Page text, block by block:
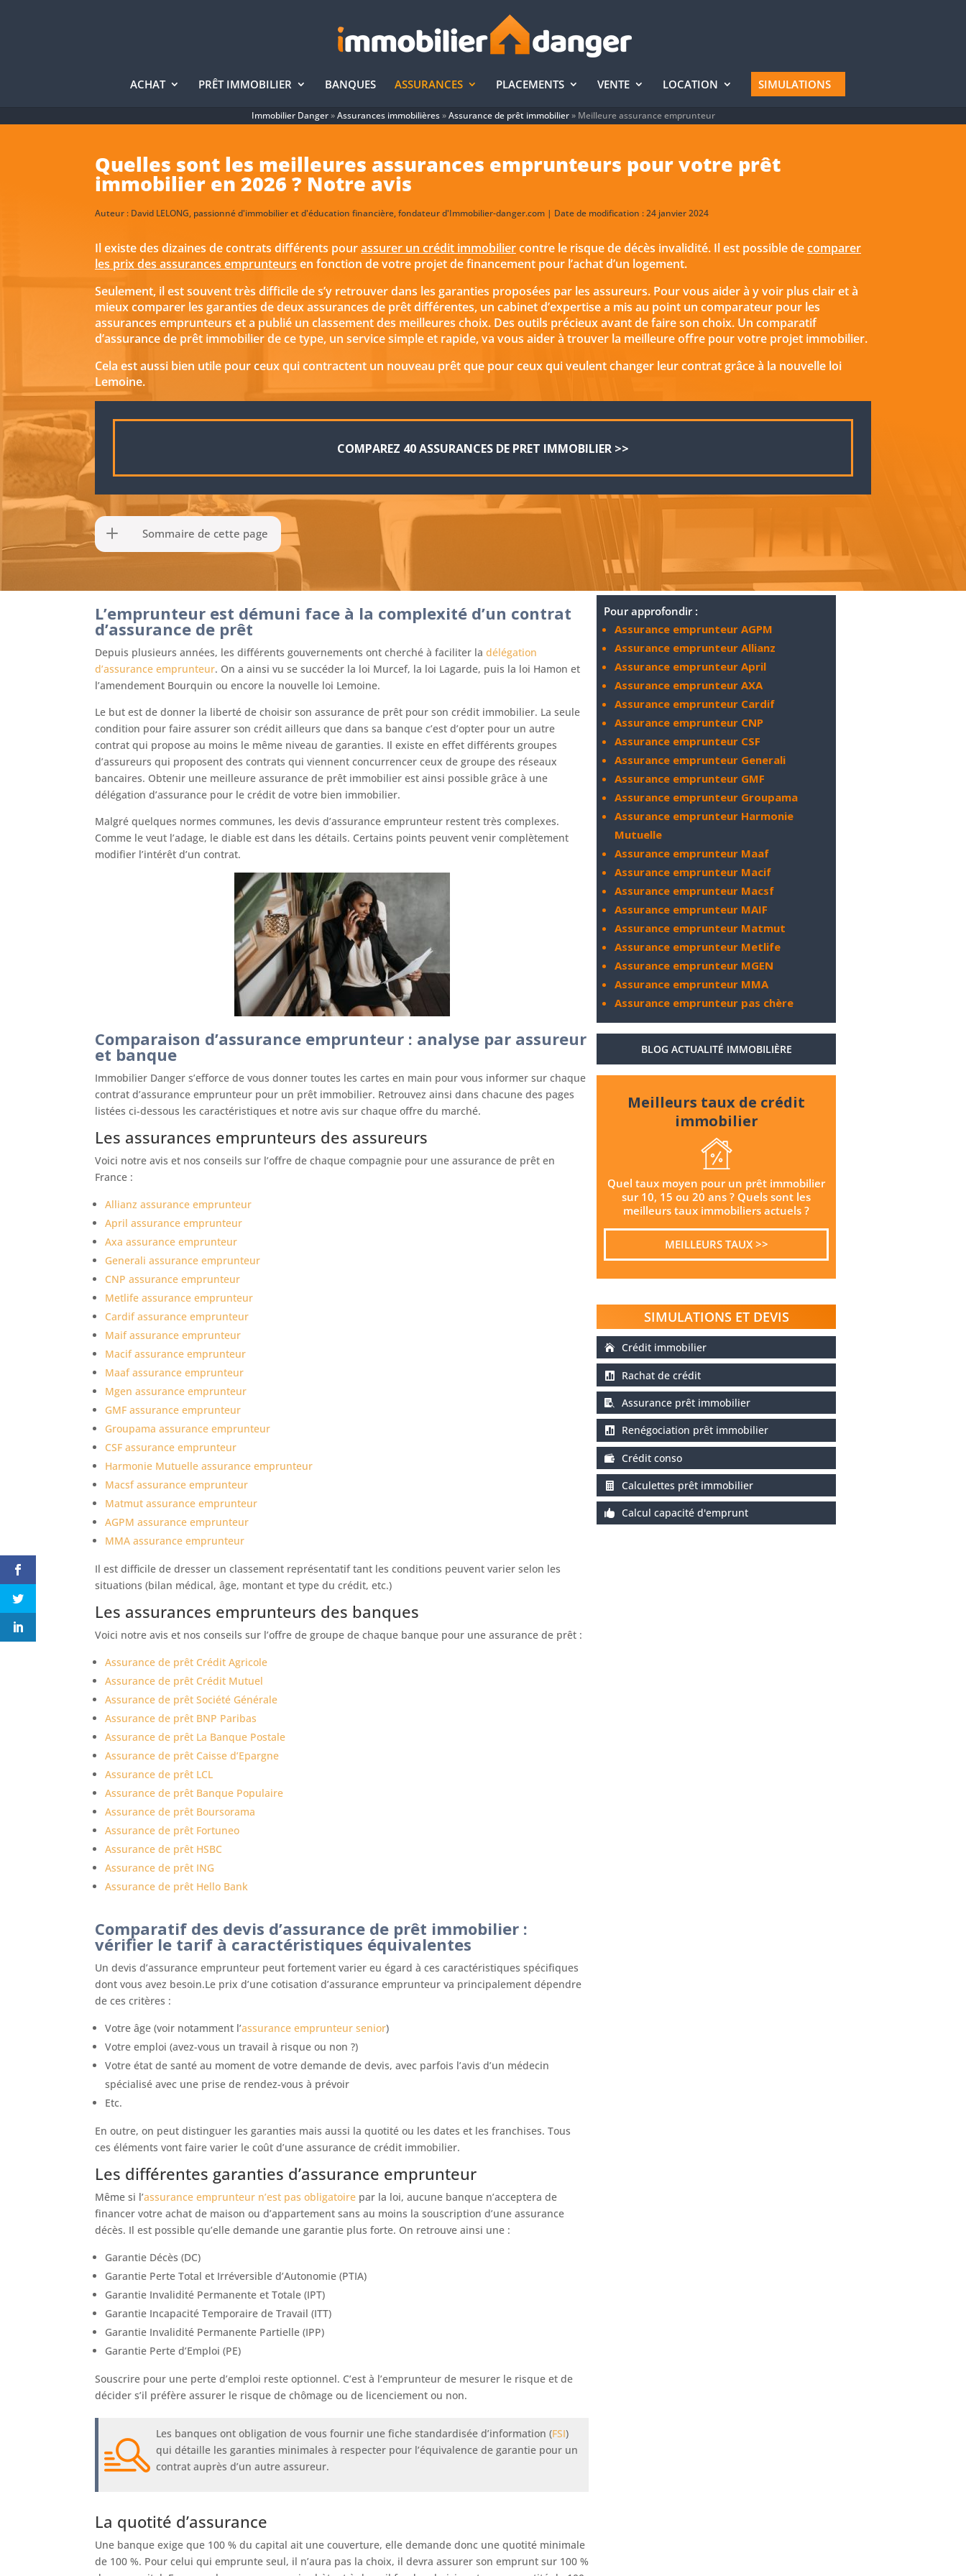
ACHAT PRÊT IMMOBILIER BANQUES ASSURANCES PLACEMENTS VENTE LOCATION SIMULATIONS
Immobilier Danger»Assurances immobilières»Assurance de prêt immobilier» Meilleure assurance emprunteur
Quelles sont les meilleures assurances emprunteurs pour votre prêt
immobilier en 2026 ? Notre avis
Auteur : David LELONG, passionné d'immobilier et d'éducation financière, fondateur d'Immobilier-danger.com | Date de modification : 24 janvier 2024
Il existe des dizaines de contrats différents pourassurer un crédit immobiliercontre le risque de décès invalidité. Il est possible decomparer
les prix des assurances emprunteurs en fonction de votre projet de financement pour l’achat d’un logement.
Seulement, il est souvent très difficile de s’y retrouver dans les garanties proposées par les assureurs. Pour vous aider à y voir plus clair et à
mieux comparer les garanties de deux assurances de prêt différentes, un cabinet d’expertise a mis au point un comparateur pour les
assurances emprunteurs et a publié un classement des meilleures choix. Des outils précieux avant de faire son choix. Un comparatif
d’assurance de prêt immobilier de ce type, un service simple et rapide, va vous aider à trouver la meilleure offre pour votre projet immobilier.
Cela est aussi bien utile pour ceux qui contractent un nouveau prêt que pour ceux qui veulent changer leur contrat grâce à la nouvelle loi
Lemoine.
COMPAREZ 40 ASSURANCES DE PRET IMMOBILIER >>
Sommaire de cette page
L’emprunteur est démuni face à la complexité d’un contrat
d’assurance de prêt
Depuis plusieurs années, les différents gouvernements ont cherché à faciliter la délégation
d’assurance emprunteur. On a ainsi vu se succéder la loi Murcef, la loi Lagarde, puis la loi Hamon et
l’amendement Bourquin ou encore la nouvelle loi Lemoine.
Le but est de donner la liberté de choisir son assurance de prêt pour son crédit immobilier. La seule
condition pour faire assurer son crédit ailleurs que dans sa banque c’est d’opter pour un autre
contrat qui propose au moins le même niveau de garanties. Il existe en effet différents groupes
d’assureurs qui proposent des contrats qui viennent concurrencer ceux de groupe des réseaux
bancaires. Obtenir une meilleure assurance de prêt immobilier est ainsi possible grâce à une
délégation d’assurance pour le crédit de votre bien immobilier.
Malgré quelques normes communes, les devis d’assurance emprunteur restent très complexes.
Comme le veut l’adage, le diable est dans les détails. Certains points peuvent venir complètement
modifier l’intérêt d’un contrat.
Comparaison d’assurance emprunteur : analyse par assureur
et banque
Immobilier Danger s’efforce de vous donner toutes les cartes en main pour vous informer sur chaque
contrat d’assurance emprunteur pour un prêt immobilier. Retrouvez ainsi dans chacune des pages
listées ci-dessous les caractéristiques et notre avis sur chaque offre du marché.
Les assurances emprunteurs des assureurs
Voici notre avis et nos conseils sur l’offre de chaque compagnie pour une assurance de prêt en
France :
Allianz assurance emprunteur
April assurance emprunteur
Axa assurance emprunteur
Generali assurance emprunteur
CNP assurance emprunteur
Metlife assurance emprunteur
Cardif assurance emprunteur
Maif assurance emprunteur
Macif assurance emprunteur
Maaf assurance emprunteur
Mgen assurance emprunteur
GMF assurance emprunteur
Groupama assurance emprunteur
CSF assurance emprunteur
Harmonie Mutuelle assurance emprunteur
Macsf assurance emprunteur
Matmut assurance emprunteur
AGPM assurance emprunteur
MMA assurance emprunteur
Il est difficile de dresser un classement représentatif tant les conditions peuvent varier selon les
situations (bilan médical, âge, montant et type du crédit, etc.)
Les assurances emprunteurs des banques
Voici notre avis et nos conseils sur l’offre de groupe de chaque banque pour une assurance de prêt :
Assurance de prêt Crédit Agricole
Assurance de prêt Crédit Mutuel
Assurance de prêt Société Générale
Assurance de prêt BNP Paribas
Assurance de prêt La Banque Postale
Assurance de prêt Caisse d’Epargne
Assurance de prêt LCL
Assurance de prêt Banque Populaire
Assurance de prêt Boursorama
Assurance de prêt Fortuneo
Assurance de prêt HSBC
Assurance de prêt ING
Assurance de prêt Hello Bank
Comparatif des devis d’assurance de prêt immobilier :
vérifier le tarif à caractéristiques équivalentes
Un devis d’assurance emprunteur peut fortement varier eu égard à ces caractéristiques spécifiques
dont vous avez besoin.Le prix d’une cotisation d’assurance emprunteur va principalement dépendre
de ces critères :
Votre âge (voir notamment l’assurance emprunteur senior)
Votre emploi (avez-vous un travail à risque ou non ?)
Votre état de santé au moment de votre demande de devis, avec parfois l’avis d’un médecin
spécialisé avec une prise de rendez-vous à prévoir
Etc.
En outre, on peut distinguer les garanties mais aussi la quotité ou les dates et les franchises. Tous
ces éléments vont faire varier le coût d’une assurance de crédit immobilier.
Les différentes garanties d’assurance emprunteur
Même si l’assurance emprunteur n’est pas obligatoire par la loi, aucune banque n’acceptera de
financer votre achat de maison ou d’appartement sans au moins la souscription d’une assurance
décès. Il est possible qu’elle demande une garantie plus forte. On retrouve ainsi une :
Garantie Décès (DC)
Garantie Perte Total et Irréversible d’Autonomie (PTIA)
Garantie Invalidité Permanente et Totale (IPT)
Garantie Incapacité Temporaire de Travail (ITT)
Garantie Invalidité Permanente Partielle (IPP)
Garantie Perte d’Emploi (PE)
Souscrire pour une perte d’emploi reste optionnel. C’est à l’emprunteur de mesurer le risque et de
décider s’il préfère assurer le risque de chômage ou de licenciement ou non.
Les banques ont obligation de vous fournir une fiche standardisée d’information (FSI)
qui détaille les garanties minimales à respecter pour l’équivalence de garantie pour un
contrat auprès d’un autre assureur.
La quotité d’assurance
Une banque exige que 100 % du capital ait une couverture, elle demande donc une quotité minimale
de 100 %. Pour celui qui emprunte seul, il n’aura pas la choix, il devra assurer son emprunt sur 100 %
Pour approfondir :
Assurance emprunteur AGPM
Assurance emprunteur Allianz
Assurance emprunteur April
Assurance emprunteur AXA
Assurance emprunteur Cardif
Assurance emprunteur CNP
Assurance emprunteur CSF
Assurance emprunteur Generali
Assurance emprunteur GMF
Assurance emprunteur Groupama
Assurance emprunteur Harmonie
Mutuelle
Assurance emprunteur Maaf
Assurance emprunteur Macif
Assurance emprunteur Macsf
Assurance emprunteur MAIF
Assurance emprunteur Matmut
Assurance emprunteur Metlife
Assurance emprunteur MGEN
Assurance emprunteur MMA
Assurance emprunteur pas chère
BLOG ACTUALITÉ IMMOBILIÈRE
Meilleurs taux de crédit
immobilier
Quel taux moyen pour un prêt immobilier
sur 10, 15 ou 20 ans ? Quels sont les
meilleurs taux immobiliers actuels ?
MEILLEURS TAUX >>
SIMULATIONS ET DEVIS
Crédit immobilier
Rachat de crédit
Assurance prêt immobilier
Renégociation prêt immobilier
Crédit conso
Calculettes prêt immobilier
Calcul capacité d'emprunt